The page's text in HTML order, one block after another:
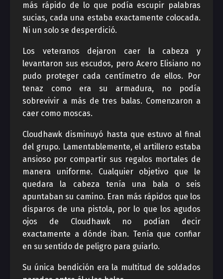
más rápido de lo que podía escupir palabras
sucias, cada una estaba exactamente colocada.
Ni un solo se desperdició.
Los veteranos dejaron caer la cabeza y
levantaron sus escudos, pero Acero Elisiano no
pudo proteger cada centímetro de ellos. Por
tenaz como era su armadura, no podía
sobrevivir a más de tres balas. Comenzaron a
caer como moscas.
Cloudhawk disminuyó hasta que estuvo al final
del grupo. Lamentablemente, el artillero estaba
ansioso por compartir sus regalos mortales de
manera uniforme. Cualquier objetivo que le
quedara la cabeza tenía una bala o seis
apuntaban su camino. Eran más rápidos que los
disparos de una pistola, por lo que los agudos
ojos de Cloudhawk no podían decir
exactamente a dónde iban. Tenía que confiar
en su sentido de peligro para guiarlo.
Su única bendición era la multitud de soldados